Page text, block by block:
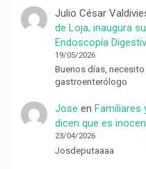
Julio César
de Loja, inaugura
Endoscopía
19/05/2026
Buenos días,
gastroenterólogo
Jose en Familiares
dicen que es
23/04/2026
Josdeputaaaa